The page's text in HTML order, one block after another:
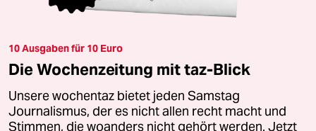
10 Ausgaben für 10 Euro
Die Wochenzeitung mit taz-Blick
Unsere wochentaz bietet jeden Samstag
Journalismus, der es nicht allen recht macht und
Stimmen, die woanders nicht gehört werden. Jetzt